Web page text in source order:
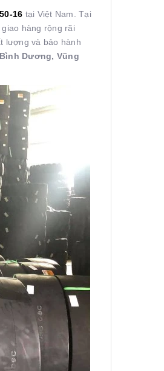
16 tại Việt Nam. Tại
hàng rộng rãi
lượng và bảo hành
Dương, Vũng